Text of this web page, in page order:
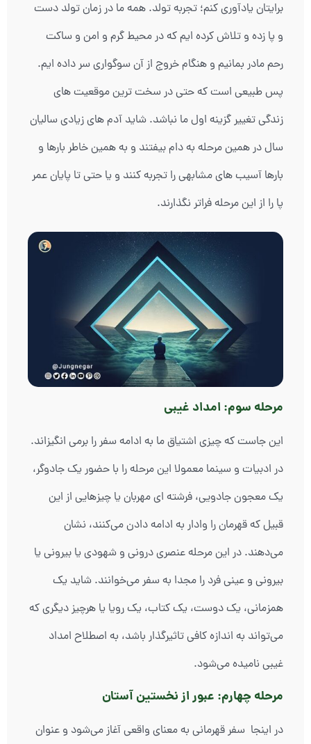
برایتان یادآوری کنم؛ تجربه تولد. همه ما در زمان تولد دست
و پا زده و تلاش کرده ایم که در محیط گرم و امن و ساکت
رحم مادر بمانیم و هنگام خروج از آن سوگواری سر داده ایم.
پس طبیعی است که حتی در سخت ترین موقعیت های
زندگی تغییر گزینه اول ما نباشد. شاید آدم های زیادی سالیان
سال در همین مرحله به دام بیفتند و به همین خاطر بارها و
بارها آسیب های مشابهی را تجربه کنند و یا حتی تا پایان عمر
پا را از این مرحله فراتر نگذارند.
مرحله سوم: امداد غیبی
این جاست که چیزی اشتیاق ما به ادامه سفر را برمی انگیزاند.
در ادبیات و سینما معمولا این مرحله را با حضور یک جادوگر،
یک معجون جادویی، فرشته ای مهربان یا چیزهایی از این
قبیل که قهرمان را وادار به ادامه دادن می‌کنند، نشان
می‌دهند. در این مرحله عنصری درونی و شهودی یا بیرونی یا
بیرونی و عینی فرد را مجدا به سفر می‌خوانند. شاید یک
همزمانی، یک دوست، یک کتاب، یک رویا یا هرچیز دیگری که
می‌تواند به اندازه کافی تاثیرگذار باشد، به اصطلاح امداد
غیبی نامیده می‌شود.
مرحله چهارم: عبور از نخستین آستان
در اینجا سفر قهرمانی به معنای واقعی آغاز می‌شود و عنوان